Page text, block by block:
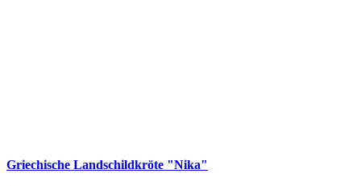
Griechische Landschildkröte "Nika"